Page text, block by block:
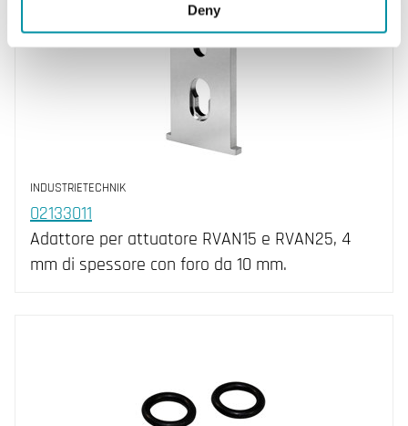
Deny
INDUSTRIETECHNIK
02133011
Adattore per attuatore RVAN15 e RVAN25, 4
mm di spessore con foro da 10 mm.